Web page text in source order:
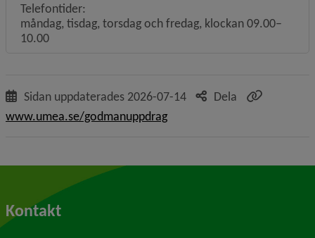
Telefontider:
måndag, tisdag, torsdag och fredag, klockan 09.00–
10.00
Sidan uppdaterades 2026-07-14
Dela
www.umea.se/godmanuppdrag
Kontakt